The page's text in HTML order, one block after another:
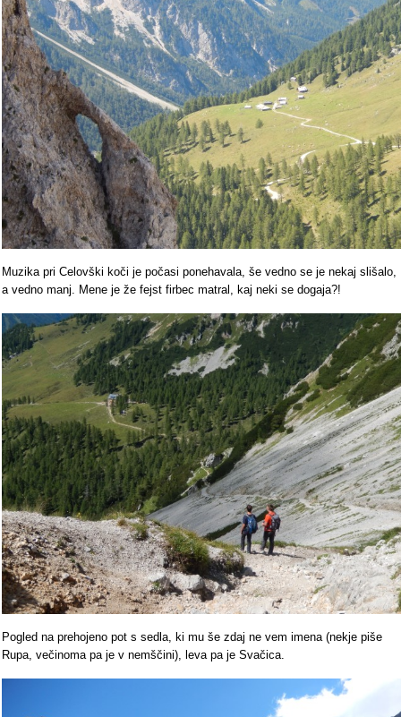
Muzika pri Celovški koči je počasi ponehavala, še vedno se je nekaj slišalo,
a vedno manj. Mene je že fejst firbec matral, kaj neki se dogaja?!
Pogled na prehojeno pot s sedla, ki mu še zdaj ne vem imena (nekje piše
Rupa, večinoma pa je v nemščini), leva pa je Svačica.